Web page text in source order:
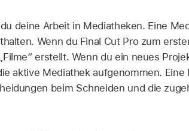
deine Arbeit in Mediatheken. Eine
Wenn du Final Cut Pro zum
erstellt. Wenn du ein neues
aktive Mediathek aufgenommen.
beim Schneiden und die